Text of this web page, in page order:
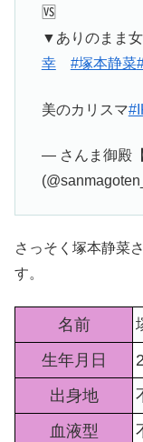
🆚
▼ありのまま
幸
#塚本静菜
美のカリスマ
— さんま御殿
さっそく塚本静菜
す。
名前
生年月日
出身地
血液型